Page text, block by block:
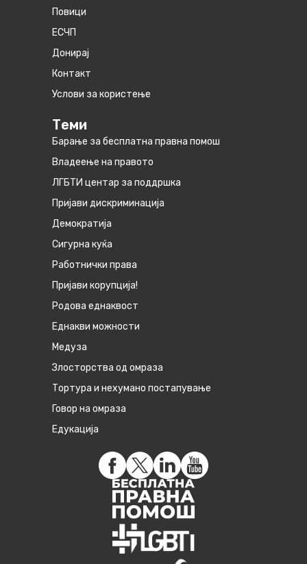
Повици
ЕСЧП
Донирај
Контакт
Услови за користење
Теми
Барање за бесплатна правна помош
Владеење на правото
ЛГБТИ центар за поддршка
Пријави дискриминација
Демократија
Сигурна куќа
Работнички права
Пријави корупција!
Родова еднаквост
Eднакви можности
Медуза
Злосторства од омраза
Тортура и нехумано постапување
Говор на омраза
Едукација